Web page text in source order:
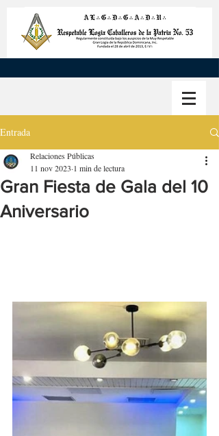
Entrada
Gran Fiesta de Gala del 10
Aniversario
Relaciones Públicas
11 nov 2023 1 min de lectura